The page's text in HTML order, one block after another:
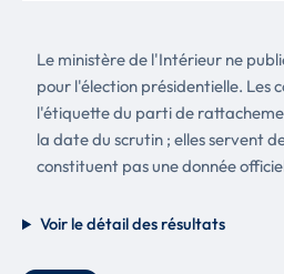
Le ministère de l'Intérieur ne
pour l'élection présidentielle. Les
l'étiquette du parti de
la date du scrutin ; elles servent
constituent pas une donnée
Voir le détail des résultats